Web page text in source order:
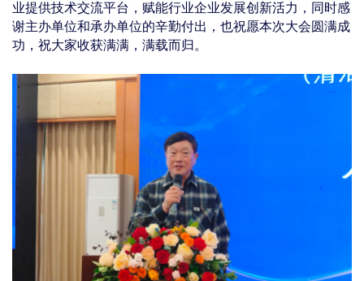
业提供技术交流平台，赋能行业企业发展创新活力，同时感
谢主办单位和承办单位的辛勤付出，也祝愿本次大会圆满成
功，祝大家收获满满，满载而归。